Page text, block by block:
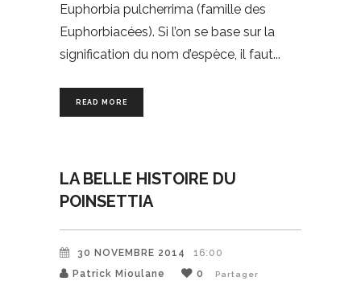
Euphorbia pulcherrima (famille des
Euphorbiacées). Si l’on se base sur la
signification du nom d’espèce, il faut
READ MORE
LA BELLE HISTOIRE DU
POINSETTIA
30 NOVEMBRE 2014
16:00
Patrick Mioulane
0 Partager